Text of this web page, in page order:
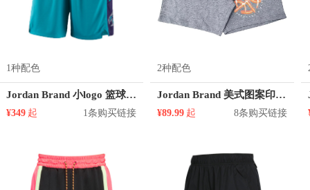
1种配色
Jordan Brand 小logo 篮球训练运动短裤 AJ5590
¥349 起 1条购买链接
2种配色
Jordan Brand 美式图案印花五分梭织运动短裤 DA7211
¥89.99 起 8条购买链接